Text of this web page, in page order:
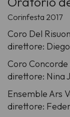
Corinfesta 2017
Coro Del
direttore:
Coro Concorde
direttore: Nina
Ensemble Ars
direttore: